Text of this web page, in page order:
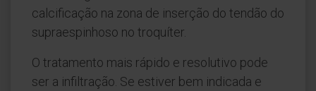
calcificação na zona de inserção do tendão do
supraespinhoso no troquíter.
O tratamento mais rápido e resolutivo pode
ser a infiltração. Se estiver bem indicada e